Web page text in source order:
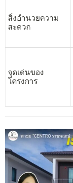
สิ่งอำนวยความ
สะดวก
จุดเด่นของ
โครงการ